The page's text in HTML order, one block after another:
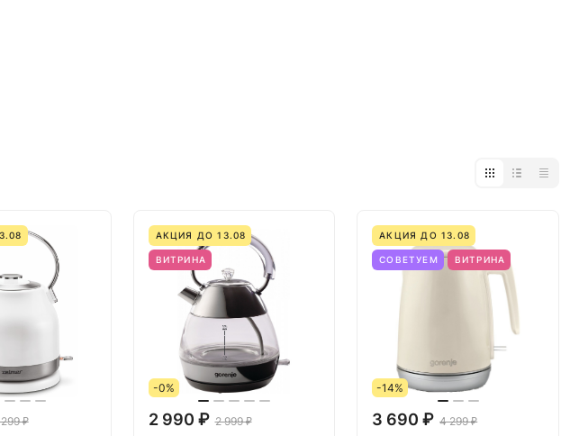
₽
АКЦИЯ ДО 13.08
ВИТРИНА
-0%
2 990 ₽ 2 999 ₽
АКЦИЯ ДО 13.08
СОВЕТУЕМ ВИТРИНА
-14%
3 690 ₽ 4 299 ₽